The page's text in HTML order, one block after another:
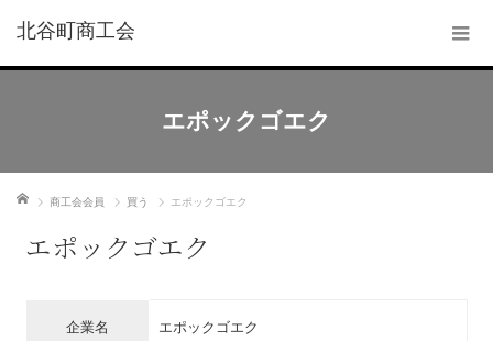
北谷町商工会
エポックゴエク
ホーム 商工会会員 買う エポックゴエク
エポックゴエク
企業名 エポックゴエク